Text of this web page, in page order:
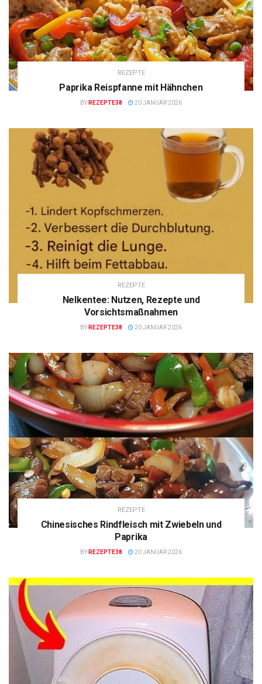
REZEPTE
Paprika Reispfanne mit Hähnchen
BY REZEPTE38 20 JANUAR 2026
REZEPTE
Nelkentee: Nutzen, Rezepte und
Vorsichtsmaßnahmen
BY REZEPTE38 20 JANUAR 2026
REZEPTE
Chinesisches Rindfleisch mit Zwiebeln und
Paprika
BY REZEPTE38 20 JANUAR 2026